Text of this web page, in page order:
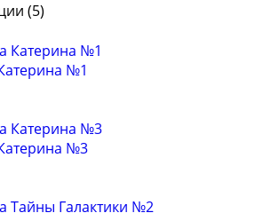
(5)
№1
№3